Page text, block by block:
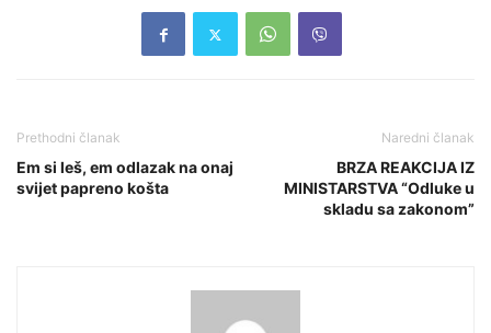
Prethodni članak
Em si leš, em odlazak na onaj
svijet papreno košta
Naredni članak
BRZA REAKCIJA IZ
MINISTARSTVA “Odluke u
skladu sa zakonom”